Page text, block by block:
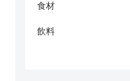
食材
飲料